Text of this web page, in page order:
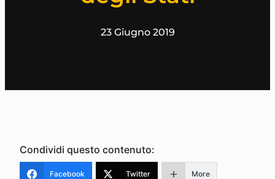
23 Giugno 2019
Condividi questo contenuto:
Facebook Twitter More